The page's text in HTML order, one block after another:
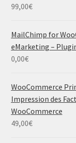
99,00€
MailChimp for
eMarketing –
0,00€
WooCommerce
Impression des
WooCommerce
49,00€